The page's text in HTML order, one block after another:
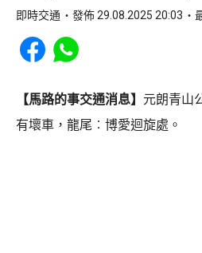
即時交通 發佈 29.08.2025 20:03
Share to Facebook
Share to WhatsApp
【馬路的事交通消息】 元朗青山
有壞車，龍尾︰博愛迴旋處。